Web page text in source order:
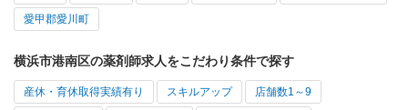
愛甲郡愛川町
横浜市港南区の薬剤師求人をこだわり条件で探す
産休・育休取得実績有り スキルアップ 店舗数1～9